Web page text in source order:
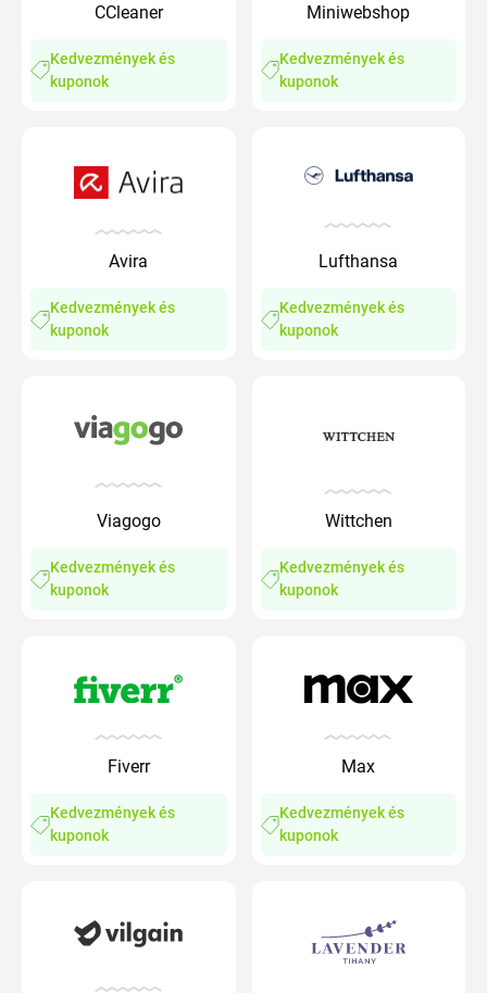
CCleaner
Kedvezmények és
kuponok
Miniwebshop
Kedvezmények és
kuponok
Avira
Kedvezmények és
kuponok
Lufthansa
Kedvezmények és
kuponok
Viagogo
Kedvezmények és
kuponok
Wittchen
Kedvezmények és
kuponok
Fiverr
Kedvezmények és
kuponok
Max
Kedvezmények és
kuponok